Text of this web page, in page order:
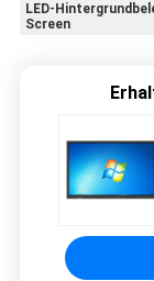
LED-
Screen